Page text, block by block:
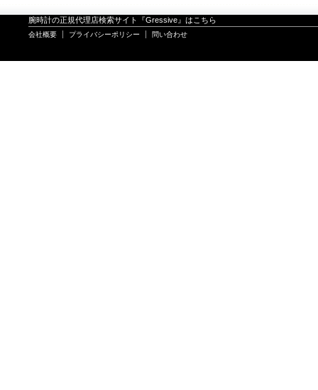
腕時計の正規代理店検索サイト『Gressive』はこちら
会社概要 プライバシーポリシー 問い合わせ